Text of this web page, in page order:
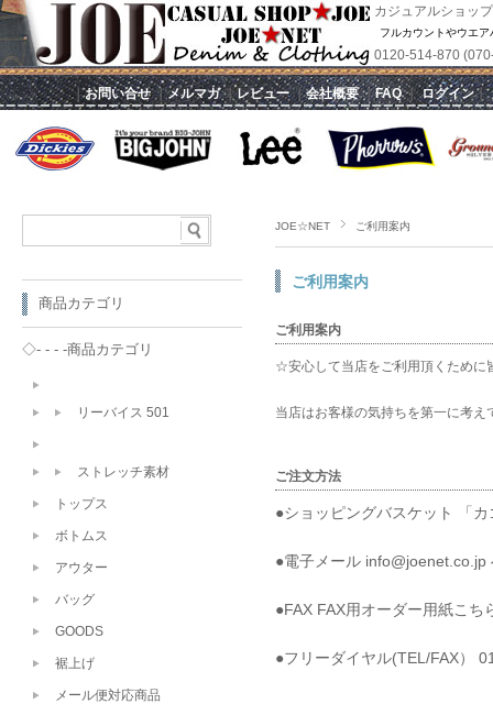
カジュアルショッ
フルカウントやウエ
0120-514-870
｜お問い合せ｜メルマガ｜レビュー｜会社概要｜FAQ｜ログイン｜
JOE☆NET ご利用案内
ご利用案内
ご利用案内
☆安心して当店をご利用頂くために
当店はお客様の気持ちを第一に考
ご注文方法
●ショッピングバスケット 「
●電子メール
●FAX FAX用オーダー用紙こち
●フリーダイヤル(TEL/FAX）
商品カテゴリ
◇- - - -商品カテゴリ
リーバイス 501
ストレッチ素材
トップス
ボトムス
アウター
バッグ
GOODS
裾上げ
メール便対応商品